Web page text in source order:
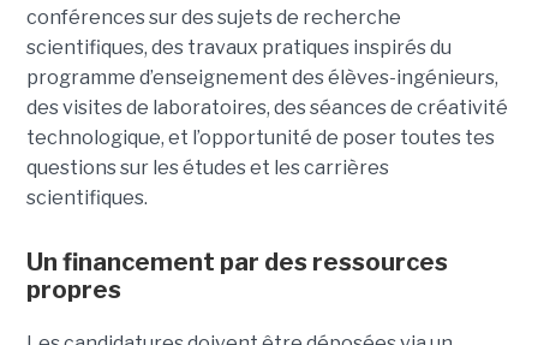
conférences sur des sujets de recherche
scientifiques, des travaux pratiques inspirés du
programme d’enseignement des élèves-ingénieurs,
des visites de laboratoires, des séances de créativité
technologique, et l’opportunité de poser toutes tes
questions sur les études et les carrières
scientifiques.
Un financement par des ressources
propres